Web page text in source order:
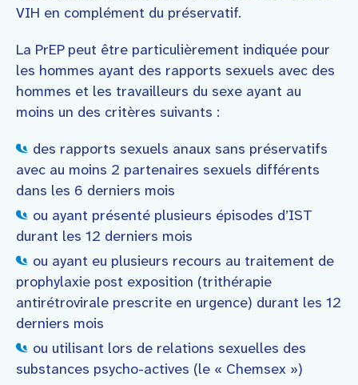
VIH en complément du préservatif.
La PrEP peut être particulièrement indiquée pour
les hommes ayant des rapports sexuels avec des
hommes et les travailleurs du sexe ayant au
moins un des critères suivants :
des rapports sexuels anaux sans préservatifs
avec au moins 2 partenaires sexuels différents
dans les 6 derniers mois
ou ayant présenté plusieurs épisodes d’IST
durant les 12 derniers mois
ou ayant eu plusieurs recours au traitement de
prophylaxie post exposition (trithérapie
antirétrovirale prescrite en urgence) durant les 12
derniers mois
ou utilisant lors de relations sexuelles des
substances psycho-actives (le « Chemsex »)